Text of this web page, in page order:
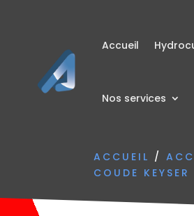
Accueil
Nos services
ACCUEIL /
COUDE KEYSER